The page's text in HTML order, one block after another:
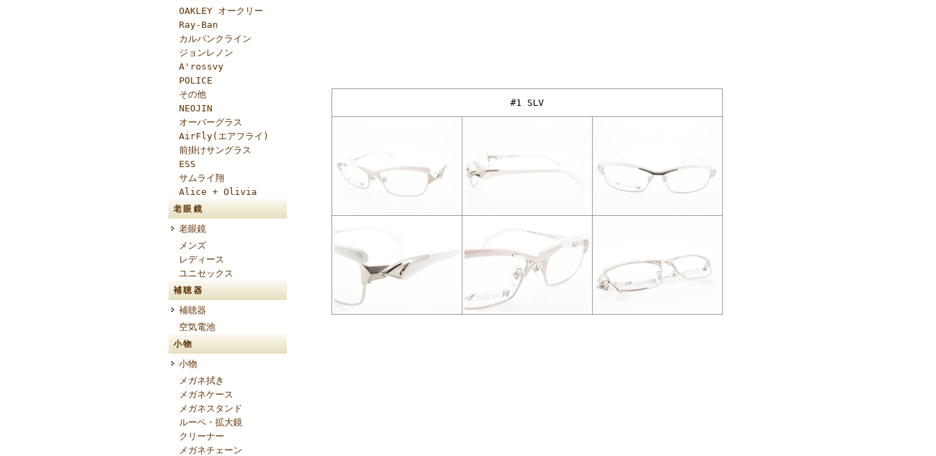
OAKLEY オークリー
Ray-Ban
カルバンクライン
ジョンレノン
A'rossvy
POLICE
その他
NEOJIN
オーバーグラス
AirFly(エアフライ)
前掛けサングラス
ESS
サムライ翔
Alice + Olivia
老眼鏡
老眼鏡
メンズ
レディース
ユニセックス
補聴器
補聴器
空気電池
小物
小物
メガネ拭き
メガネケース
メガネスタンド
ルーペ・拡大鏡
クリーナー
メガネチェーン
#1 SLV